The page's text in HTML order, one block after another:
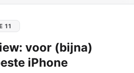
11
voor (bijna)
iPhone